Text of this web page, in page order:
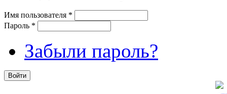
Имя пользователя *
Пароль *
Забыли пароль?